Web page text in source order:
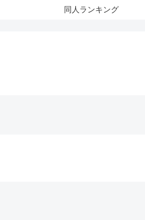
同人ランキング